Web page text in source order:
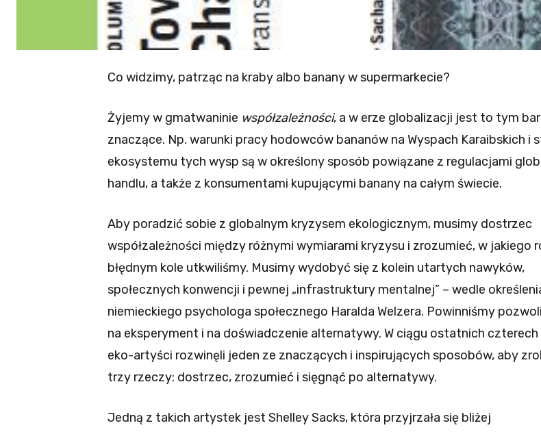
Co widzimy, patrząc na kraby albo banany w supermarkecie?
Żyjemy w gmatwaninie współzależności, a w erze globalizacji jest to tym
znaczące. Np. warunki pracy hodowców bananów na Wyspach Karaibskich i
ekosystemu tych wysp są w określony sposób powiązane z regulacjami
handlu, a także z konsumentami kupującymi banany na całym świecie.
Aby poradzić sobie z globalnym kryzysem ekologicznym, musimy dostrzec
współzależności między różnymi wymiarami kryzysu i zrozumieć, w jakiego
błędnym kole utkwiliśmy. Musimy wydobyć się z kolein utartych nawyków,
społecznych konwencji i pewnej „infrastruktury mentalnej” – wedle
niemieckiego psychologa społecznego Haralda Welzera. Powinniśmy
na eksperyment i na doświadczenie alternatywy. W ciągu ostatnich czterech
eko-artyści rozwinęli jeden ze znaczących i inspirujących sposobów, aby
trzy rzeczy: dostrzec, zrozumieć i sięgnąć po alternatywy.
Jedną z takich artystek jest Shelley Sacks, która przyjrzała się bliżej